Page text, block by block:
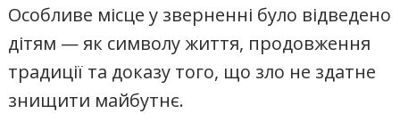
Особливе місце у зверненні було відведено
дітям — як символу життя, продовження
традиції та доказу того, що зло не здатне
знищити майбутнє.